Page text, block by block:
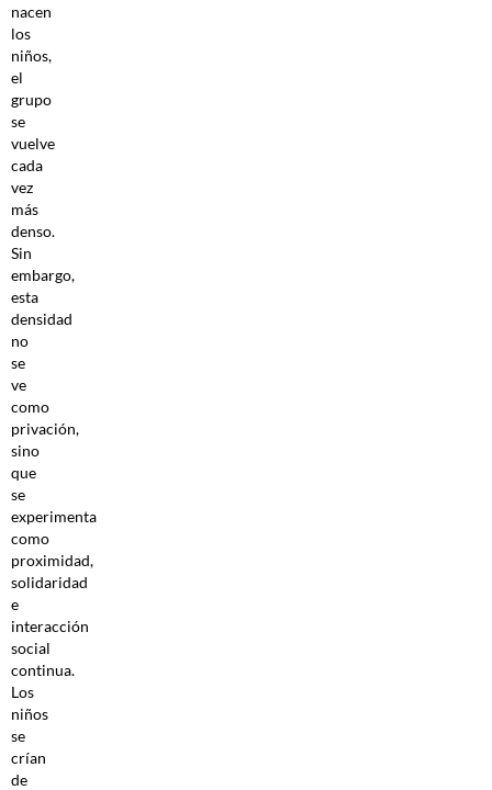
nacen
los
niños,
el
grupo
se
vuelve
cada
vez
más
denso.
Sin
embargo,
esta
densidad
no
se
ve
como
privación,
sino
que
se
experimenta
como
proximidad,
solidaridad
e
interacción
social
continua.
Los
niños
se
crían
de